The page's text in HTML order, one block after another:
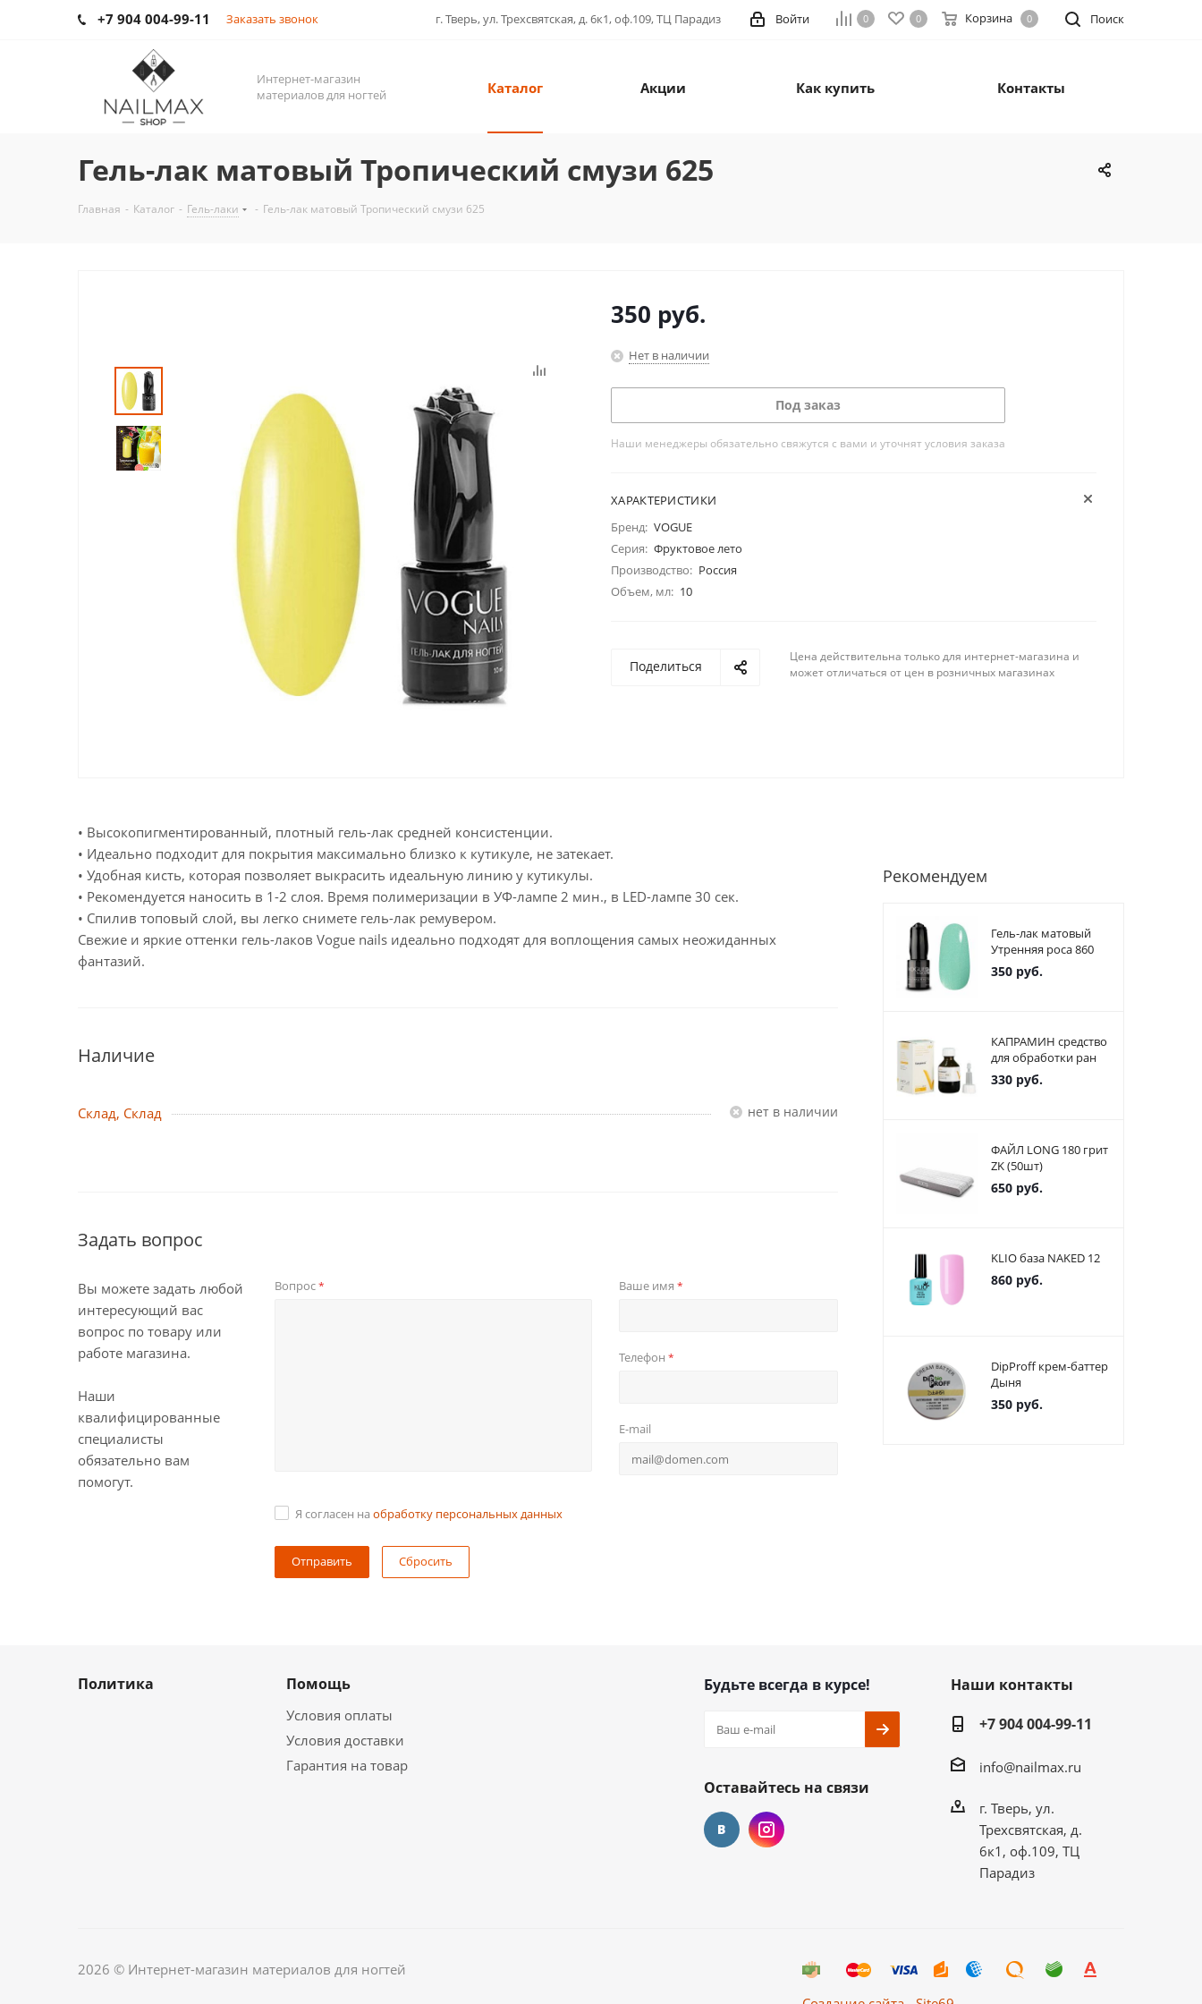
+7 904 004-99-11 Заказать звонок г. Тверь, ул. Трехсвятская, д. 6к1, оф.109, ТЦ Парадиз Поиск
0 0 Корзина 0
Войти
Интернет-магазин
материалов для ногтей
Каталог Акции Как купить Контакты
Гель-лак матовый Тропический смузи 625
Главная - Каталог - Гель-лаки - Гель-лак матовый Тропический смузи 625
350 руб.
Нет в наличии
Под заказ
Наши менеджеры обязательно свяжутся с вами и уточнят условия заказа
ХАРАКТЕРИСТИКИ
Бренд: VOGUE
Серия: Фруктовое лето
Производство: Россия
Объем, мл: 10
Поделиться
Цена действительна только для интернет-магазина и
может отличаться от цен в розничных магазинах
• Высокопигментированный, плотный гель-лак средней консистенции.
• Идеально подходит для покрытия максимально близко к кутикуле, не затекает.
• Удобная кисть, которая позволяет выкрасить идеальную линию у кутикулы.
• Рекомендуется наносить в 1-2 слоя. Время полимеризации в УФ-лампе 2 мин., в LED-лампе 30 сек.
• Спилив топовый слой, вы легко снимете гель-лак ремувером.
Свежие и яркие оттенки гель-лаков Vogue nails идеально подходят для воплощения самых неожиданных
фантазий.
Наличие
Склад, Склад Нет в наличии
Задать вопрос
Вы можете задать любой
интересующий вас
вопрос по товару или
работе магазина.
Наши
квалифицированные
специалисты
обязательно вам
помогут.
Вопрос* Ваше имя *
Телефон *
E-mail
Я согласен на обработку персональных данных
Сбросить
Рекомендуем
Гель-лак матовый
Утренняя роса 860
350 руб.
КАПРАМИН средство
для обработки ран
330 руб.
ФАЙЛ LONG 180 грит
ZK (50шт)
650 руб.
KLIO база NAKED 12
860 руб.
DipProff крем-баттер
Дыня
350 руб.
Политика Помощь
Условия оплаты
Условия доставки
Гарантия на товар
Будьте всегда в курсе!
Оставайтесь на связи
Наши контакты
+7 904 004-99-11
info@nailmax.ru
г. Тверь, ул.
Трехсвятская, д.
6к1, оф.109, ТЦ
Парадиз
2026 © Интернет-магазин материалов для ногтей